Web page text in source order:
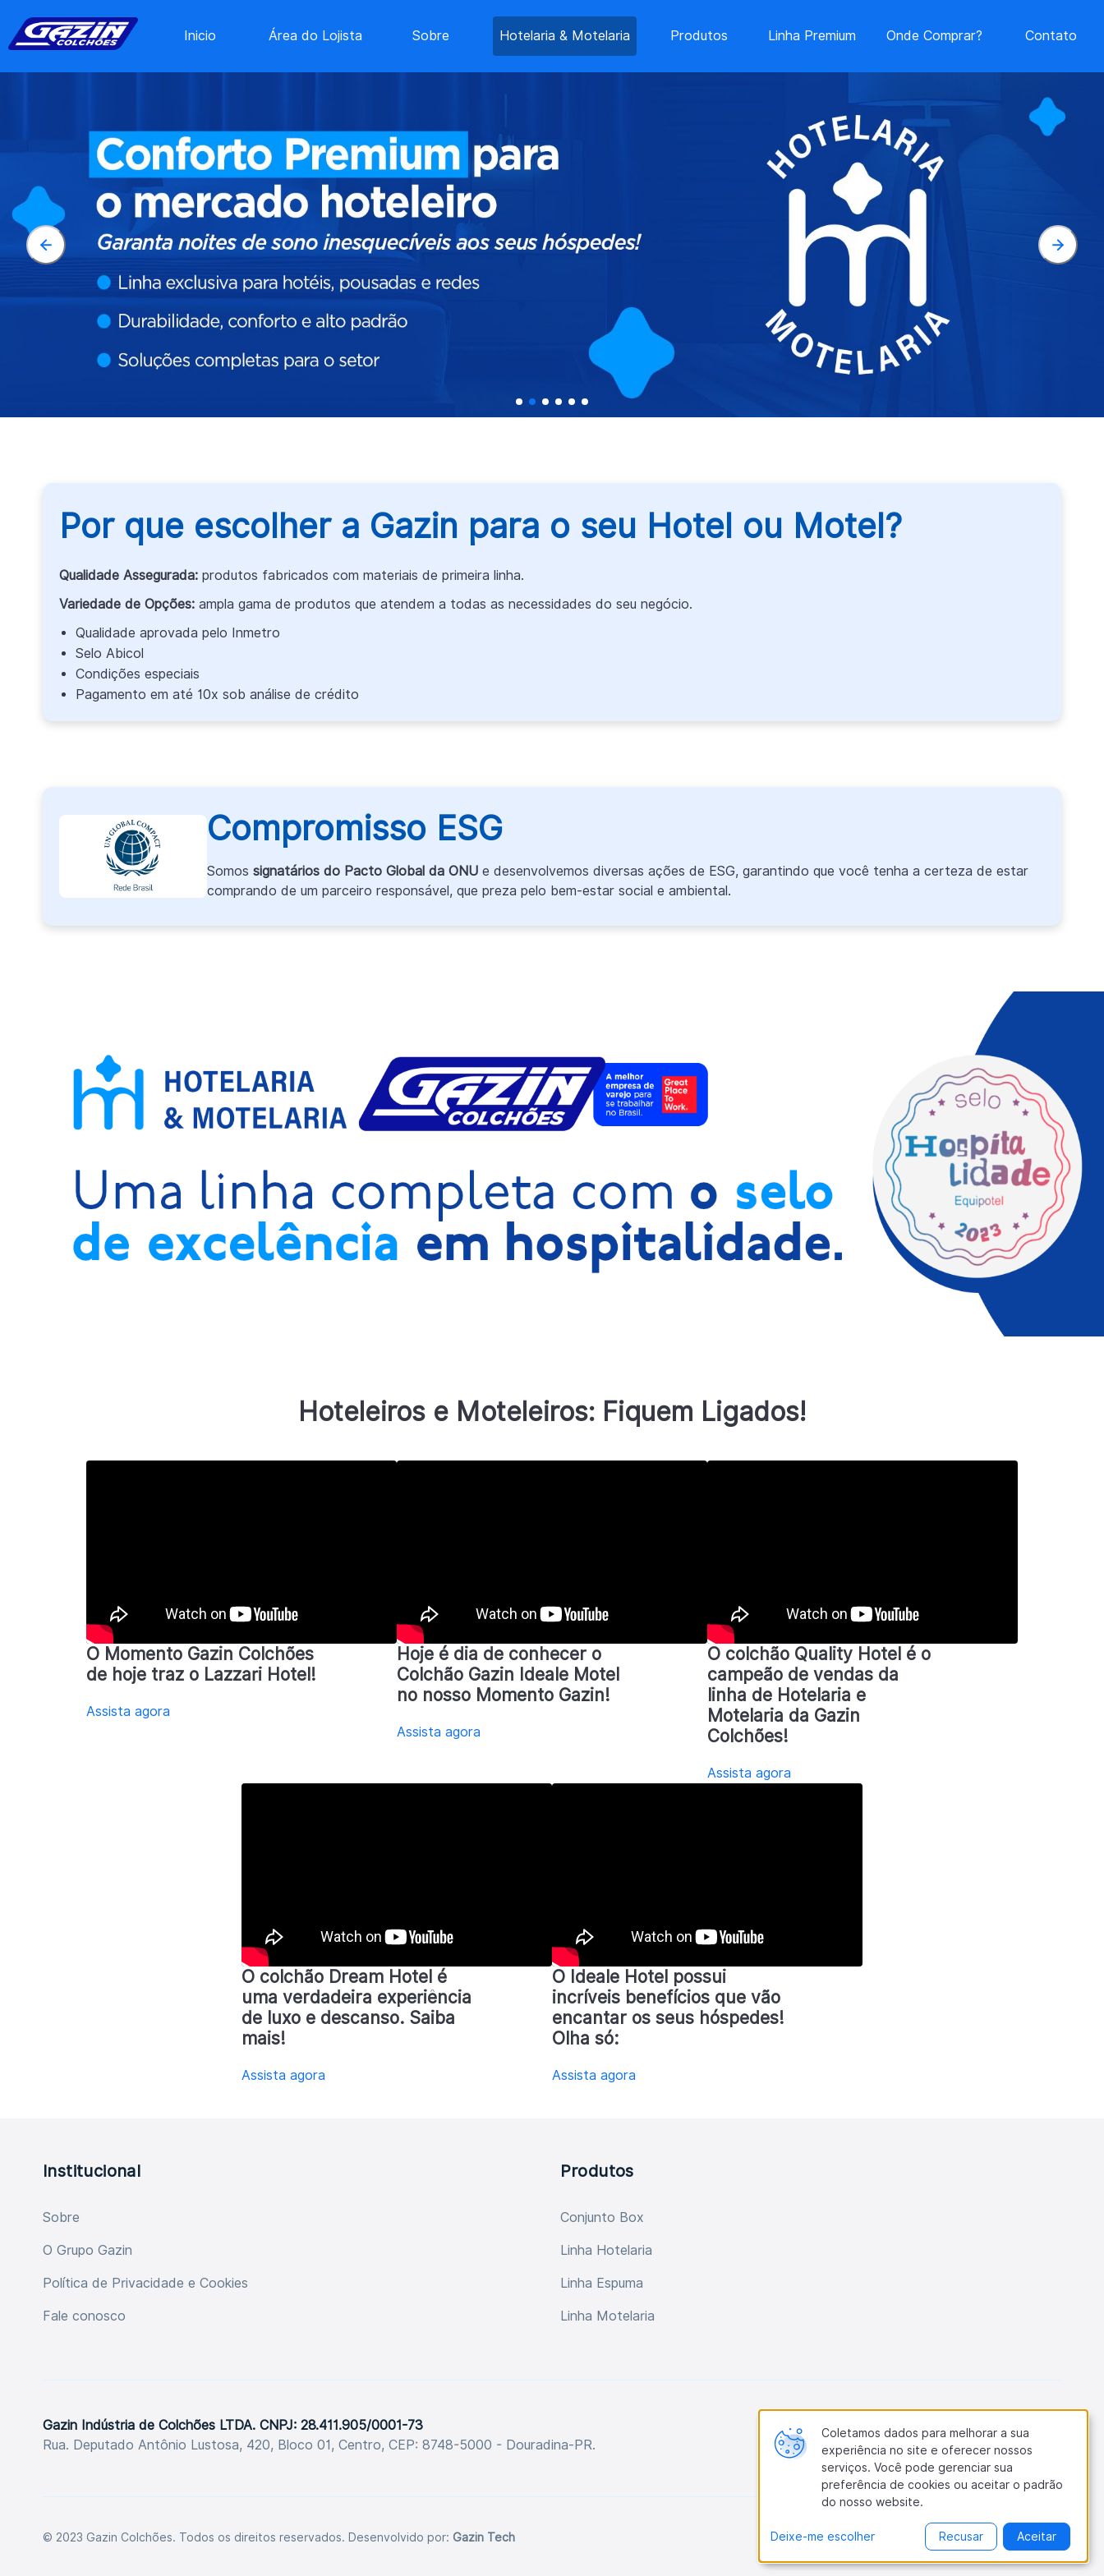
Inicio Área do Lojista Sobre Hotelaria & Motelaria Produtos Linha Premium Onde Comprar? Contato
Por que escolher a Gazin para o seu Hotel ou Motel?
Qualidade Assegurada: produtos fabricados com materiais de primeira linha.
Variedade de Opções: ampla gama de produtos que atendem a todas as necessidades do seu negócio.
Qualidade aprovada pelo Inmetro
Selo Abicol
Condições especiais
Pagamento em até 10x sob análise de crédito
Compromisso ESG
Somos signatários do Pacto Global da ONU e desenvolvemos diversas ações de ESG, garantindo que você tenha a certeza de estar
comprando de um parceiro responsável, que preza pelo bem-estar social e ambiental.
Hoteleiros e Moteleiros: Fiquem Ligados!
O Momento Gazin Colchões
de hoje traz o Lazzari Hotel!
Assista agora
Hoje é dia de conhecer o
Colchão Gazin Ideale Motel
no nosso Momento Gazin!
Assista agora
O colchão Quality Hotel é o
campeão de vendas da
linha de Hotelaria e
Motelaria da Gazin
Colchões!
Assista agora
O colchão Dream Hotel é
uma verdadeira experiência
de luxo e descanso. Saiba
mais!
Assista agora
O Ideale Hotel possui
incríveis benefícios que vão
encantar os seus hóspedes!
Olha só:
Assista agora
Institucional
Sobre
O Grupo Gazin
Política de Privacidade e Cookies
Fale conosco
Produtos
Conjunto Box
Linha Hotelaria
Linha Espuma
Linha Motelaria
Gazin Indústria de Colchões LTDA. CNPJ: 28.411.905/0001-73
Rua. Deputado Antônio Lustosa, 420, Bloco 01, Centro, CEP: 8748-5000 - Douradina-PR.
© 2023 Gazin Colchões. Todos os direitos reservados. Desenvolvido por: Gazin Tech Gerenciar cookies
Coletamos dados para melhorar a sua
experiência no site e oferecer nossos
serviços. Você pode gerenciar sua
preferência de cookies ou aceitar o padrão
do nosso website.
Deixe-me escolher Recusar Aceitar